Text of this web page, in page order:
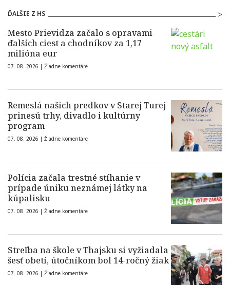
ĎALŠIE Z HS
Mesto Prievidza začalo s opravami
ďalších ciest a chodníkov za 1,17
milióna eur
07. 08. 2026 | Žiadne komentáre
Remeslá našich predkov v Starej Turej
prinesú trhy, divadlo i kultúrny
program
07. 08. 2026 | Žiadne komentáre
Polícia začala trestné stíhanie v
prípade úniku neznámej látky na
kúpalisku
07. 08. 2026 | Žiadne komentáre
Streľba na škole v Thajsku si vyžiadala
šesť obetí, útočníkom bol 14-ročný žiak
07. 08. 2026 | Žiadne komentáre